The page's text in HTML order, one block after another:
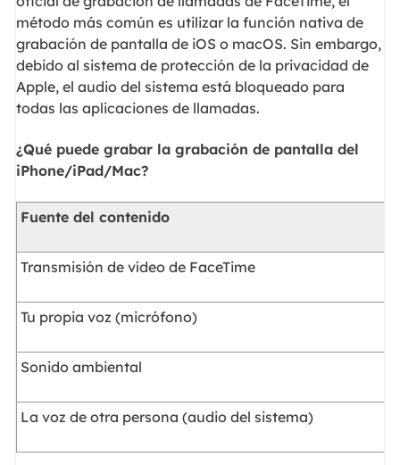
método más común es utilizar la función nativa de
grabación de pantalla de iOS o macOS. Sin embargo,
debido al sistema de protección de la privacidad de
Apple, el audio del sistema está bloqueado para
todas las aplicaciones de llamadas.
¿Qué puede grabar la grabación de pantalla del
iPhone/iPad/Mac?
Fuente del contenido
Transmisión de vídeo de FaceTime
Tu propia voz (micrófono)
Sonido ambiental
La voz de otra persona (audio del sistema)